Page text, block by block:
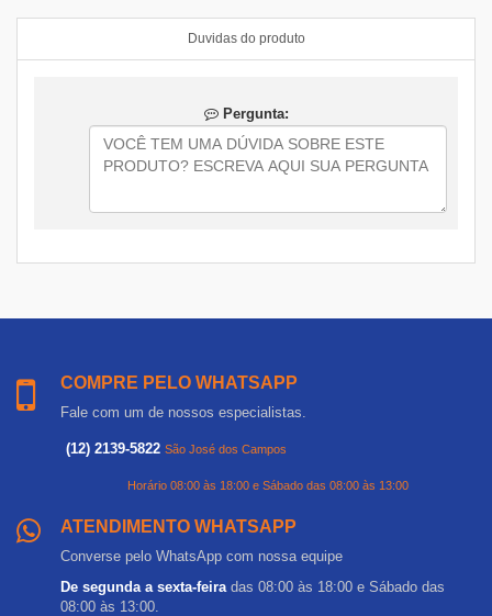
Duvidas do produto
Pergunta:
COMPRE PELO WHATSAPP
Fale com um de nossos especialistas.
(12) 2139-5822 São José dos Campos
Horário 08:00 às 18:00 e Sábado das 08:00 às 13:00
ATENDIMENTO WHATSAPP
Converse pelo WhatsApp com nossa equipe
De segunda a sexta-feira das 08:00 às 18:00 e Sábado das
08:00 às 13:00.